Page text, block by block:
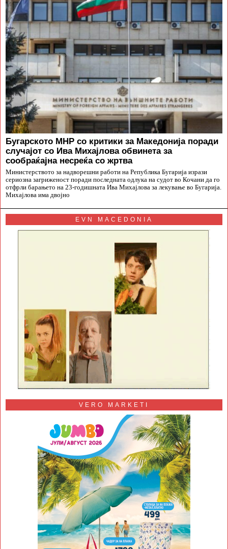
Бугарското МНР со критики за Македонија поради
случајот со Ива Михајлова обвинета за
сообраќајна несреќа со жртва
Министерството за надворешни работи на Република Бугарија изрази
сериозна загриженост поради последната одлука на судот во Кочани да го
отфрли барањето на 23-годишната Ива Михајлова за лекување во Бугарија.
Михајлова има двојно
EVN MACEDONIA
VERO MARKETI